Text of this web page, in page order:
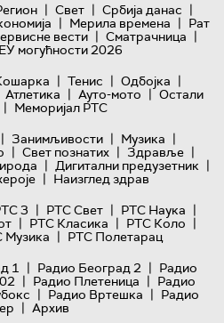
| Свет | Србија данас |
| Мерила времена | Рат
вести | Сматрачница |
ЕУ могућности 2026
| Тенис | Одбојка |
Атлетика | Ауто-мото | Остали
| Меморијал РТС
| Занимљивости | Музика |
| Свет познатих | Здравље |
| Дигитални предузетник |
| Наизглед здрав
3 | РТС Свет | РТС Наука |
| РТС Класика | РТС Коло |
Музика | РТС Полетарац
1 | Радио Београд 2 | Радио
| Радио Плетеница | Радио
| Радио Вртешка | Радио
| Архив